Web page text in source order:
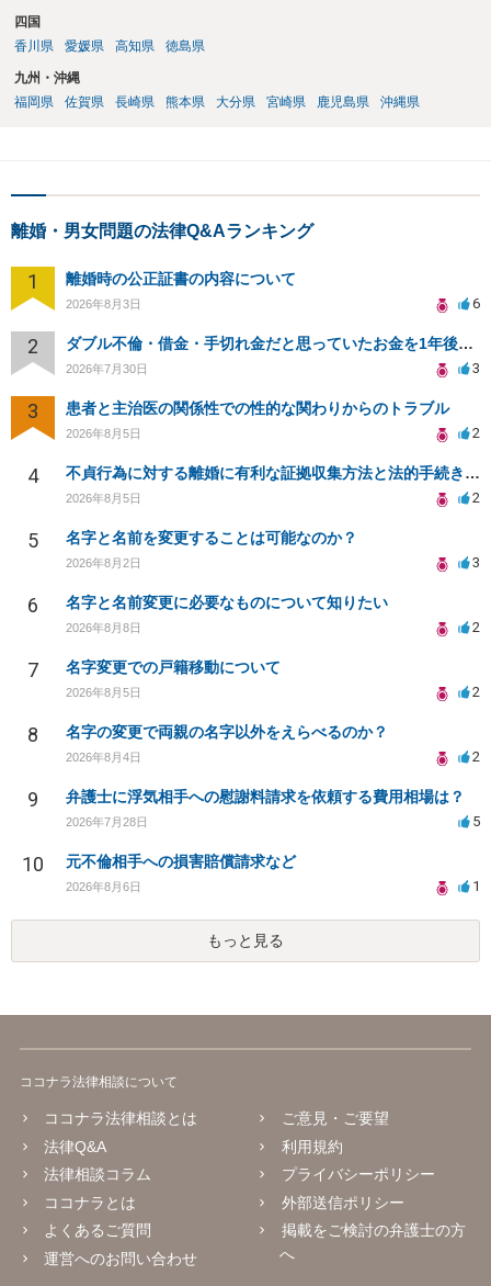
四国
香川県
愛媛県 高知県 徳島県
九州・沖縄
福岡県
佐賀県 長崎県 熊本県 大分県 宮崎県 鹿児島県 沖縄県
離婚・男女問題の法律Q&Aランキング
1 離婚時の公正証書の内容について
2026年8月3日 6
2 ダブル不倫・借金・手切れ金だと思っていたお金を1年後いまさら脅迫罪として通知書が来てまとめて請求
2026年7月30日 3
3 患者と主治医の関係性での性的な関わりからのトラブル
2026年8月5日 2
4 不貞行為に対する離婚に有利な証拠収集方法と法的手続きについて
2026年8月5日 2
5 名字と名前を変更することは可能なのか？
2026年8月2日 3
6 名字と名前変更に必要なものについて知りたい
2026年8月8日 2
7 名字変更での戸籍移動について
2026年8月5日 2
8 名字の変更で両親の名字以外をえらべるのか？
2026年8月4日 2
9 弁護士に浮気相手への慰謝料請求を依頼する費用相場は？
2026年7月28日 5
10 元不倫相手への損害賠償請求など
2026年8月6日 1
もっと見る
ココナラ法律相談について
ココナラ法律相談とは
法律Q&A
法律相談コラム
ココナラとは
よくあるご質問
運営へのお問い合わせ
ご意見・ご要望
利用規約
プライバシーポリシー
外部送信ポリシー
掲載をご検討の弁護士の方
へ